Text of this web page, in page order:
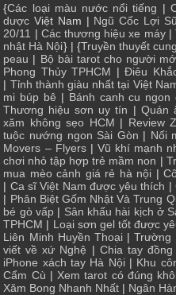
{Các loại màu nước nổi tiếng |
dược Việt Nam | Ngũ Cốc Lợi
20/11 | Các thương hiệu xe máy|
nhật Hà Nội} | {Truyền thuyết
peau | Bộ bài tarot cho người
Phong Thủy TPHCM |Điêu
| Tỉnh thành giàu nhất tại Việt
mi búp bê | Bánh canh cu ngon
Thương hiệu sơn uy tín | Quán
xăm không sẹo HCM | Review
tuộc nướng ngon Sài Gòn | Nối
Movers – Flyers| Vũ khí mạnh
chơi nhỏ tập hợp trẻ mầm non |
mua mèo cảnh giá rẻ hà nội |
| Ca sĩ Việt Nam được yêu thích |
| Phân Biệt Gốm Nhật Và Trung
bé gò vấp | Sân khấu hài kịch ở
TPHCM | Loại sơn gel tốt được
Liên Minh Huyền Thoại|Trường
viết về xứ Nghệ | Chia tay
iPhone xách tay Hà Nội| Khu
Cẩm Cù | Xem tarot có đúng
Xăm Bong Nhanh Nhất | Ngân